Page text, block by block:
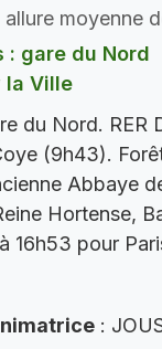
moyenne
: gare du Nord
la Ville
du Nord. RER
(9h43).
Abbaye
Hortense,
16h53 pour
: